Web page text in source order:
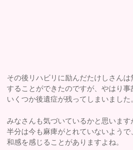
その後リハビリに励んだたけしさん
することができたのですが、やはり
いくつか後遺症が残ってしまいました
みなさんも気づいているかと思いま
半分は今も麻痺がとれていないよう
和感を感じることがありますよね。